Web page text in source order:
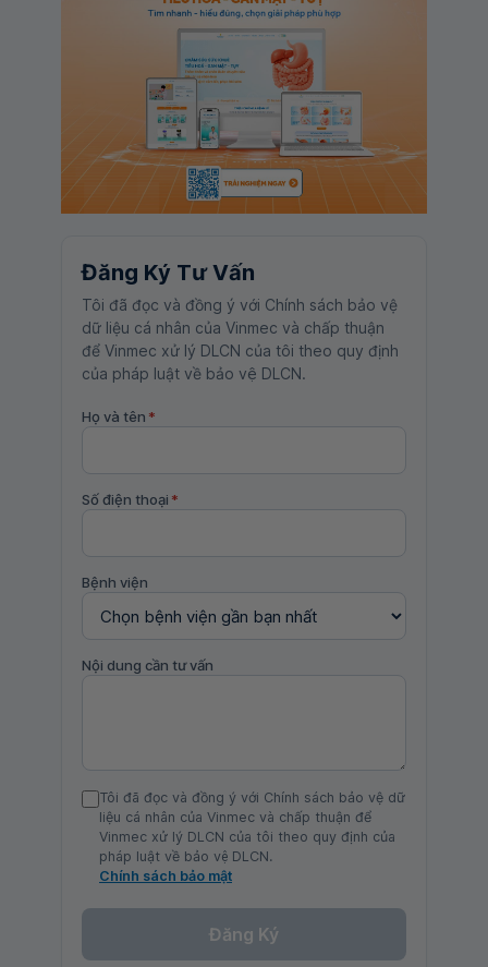
Đăng Ký Tư Vấn
Tôi đã đọc và đồng ý với Chính sách bảo vệ
dữ liệu cá nhân của Vinmec và chấp thuận
để Vinmec xử lý DLCN của tôi theo quy định
của pháp luật về bảo vệ DLCN.
Họ và tên *
Số điện thoại *
Bệnh viện
Nội dung cần tư vấn
Tôi đã đọc và đồng ý với Chính sách bảo vệ dữ
liệu cá nhân của Vinmec và chấp thuận để
Vinmec xử lý DLCN của tôi theo quy định của
pháp luật về bảo vệ DLCN.
Chính sách bảo mật
Đăng Ký